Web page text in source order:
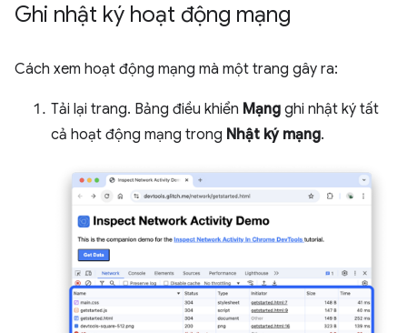
Ghi nhật ký hoạt động mạng
Cách xem hoạt động mạng mà một trang gây ra:
Tải lại trang. Bảng điều khiển Mạng ghi nhật ký tất
cả hoạt động mạng trong Nhật ký mạng.